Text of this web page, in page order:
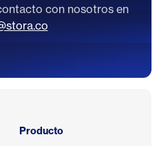
con nosotros en
Producto